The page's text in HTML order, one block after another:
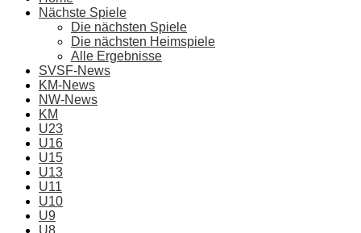
Nächste Spiele
Die nächsten Spiele
Die nächsten Heimspiele
Alle Ergebnisse
SVSF-News
KM-News
NW-News
KM
U23
U16
U15
U13
U11
U10
U9
U8